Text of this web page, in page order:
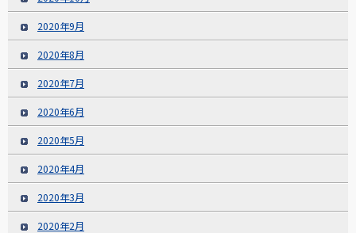
2020年9月
2020年8月
2020年7月
2020年6月
2020年5月
2020年4月
2020年3月
2020年2月